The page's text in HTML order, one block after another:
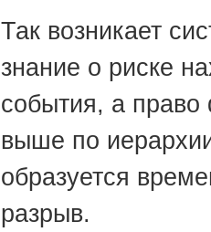
Так возникает
знание о риске
события, а
выше по
образуется
разрыв.